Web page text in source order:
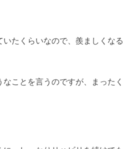
たくらいなので、羨ましくなる
ことを言うのですが、まったく